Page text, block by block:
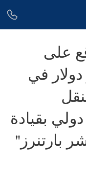
على
مليار دولار في
بقيادة
بارتنرز"